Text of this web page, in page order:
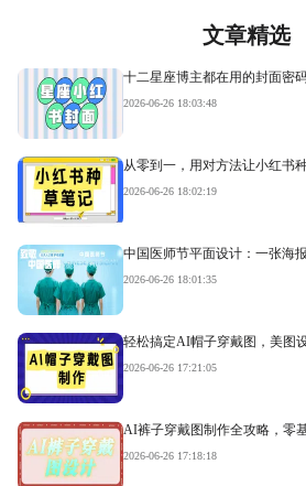
文章精选
十二星座博主都在用的封面密
2026-06-26 18:03:48
从零到一，用对方法让小红书
2026-06-26 18:02:19
中国医师节平面设计：一张海
2026-06-26 18:01:35
轻松搞定AI帽子穿戴图，美图
2026-06-26 17:21:05
AI裤子穿戴图制作全攻略，零
2026-06-26 17:18:18